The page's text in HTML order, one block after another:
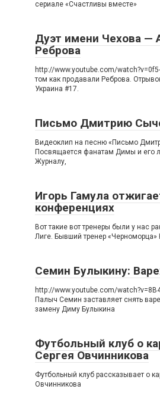
сериале «Счастливы вместе»
Дуэт имени Чехова —
Реброва
http://www.youtube.com/
том как продавали Реброва.
Украина #17.
Письмо Дмитрию
Видеоклип на песню «Письмо
Посвящается фанатам Димы и его
Журналу,
Игорь Гамула
конференциях
Вот такие вот тренеры были у нас
Лиге. Бывший тренер «Черноморца»
Семин Булыкину:
http://www.youtube.com/
Палыч Семин заставляет снять
замену Диму Булыкина
Футбольный клуб о
Сергея Овчинникова
Футбольный клуб рассказывает о
Овчинникова